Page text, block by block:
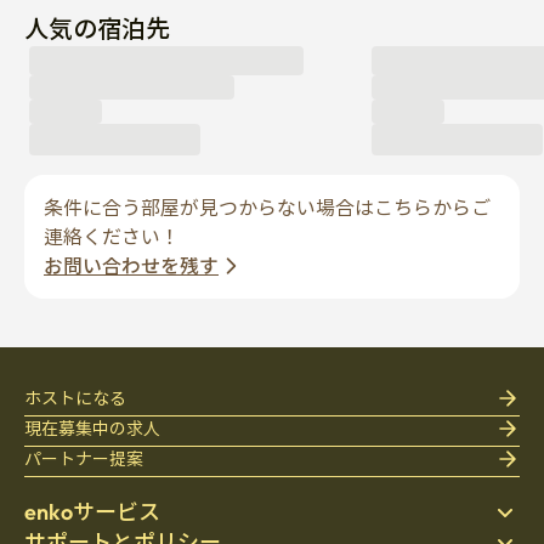
人気の宿泊先
条件に合う部屋が見つからない場合はこちらからご
連絡ください！
お問い合わせを残す
enkoサービス
ホストになる
現在募集中の求人
パートナー提案